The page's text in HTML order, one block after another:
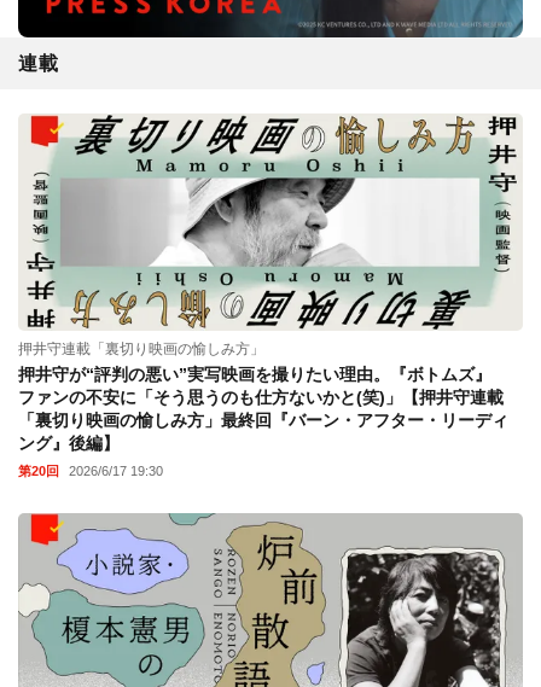
連載
押井守連載「裏切り映画の愉しみ方」
押井守が“評判の悪い”実写映画を撮りたい理由。『ボトムズ』
ファンの不安に「そう思うのも仕方ないかと(笑)」【押井守連載
「裏切り映画の愉しみ方」最終回『バーン・アフター・リーディ
ング』後編】
第20回 2026/6/17 19:30